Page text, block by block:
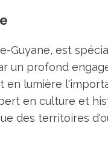
Guyane, est
un profond
en lumière
en culture et
des territoires